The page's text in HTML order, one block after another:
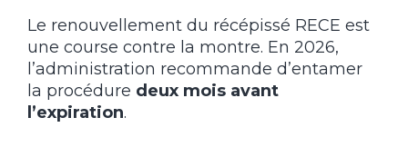
Le renouvellement du récépissé RECE est
une course contre la montre. En 2026,
l’administration recommande d’entamer
la procédure deux mois avant
l’expiration.